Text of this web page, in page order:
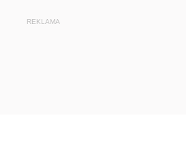
REKLAMA